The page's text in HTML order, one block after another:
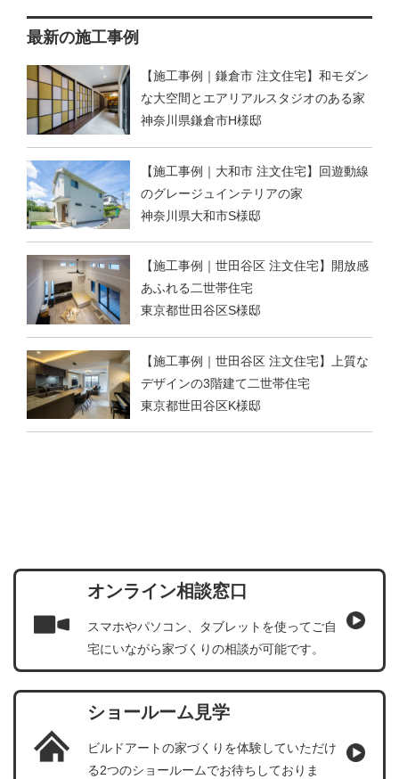
最新の施工事例
【施工事例｜鎌倉市 注文住宅】和モダン
な大空間とエアリアルスタジオのある家
神奈川県鎌倉市H様邸
【施工事例｜大和市 注文住宅】回遊動線
のグレージュインテリアの家
神奈川県大和市S様邸
【施工事例｜世田谷区 注文住宅】開放感
あふれる二世帯住宅
東京都世田谷区S様邸
【施工事例｜世田谷区 注文住宅】上質な
デザインの3階建て二世帯住宅
東京都世田谷区K様邸
オンライン相談窓口
スマホやパソコン、タブレットを使ってご自
宅にいながら家づくりの相談が可能です。
ショールーム見学
ビルドアートの家づくりを体験していただけ
る2つのショールームでお待ちしておりま